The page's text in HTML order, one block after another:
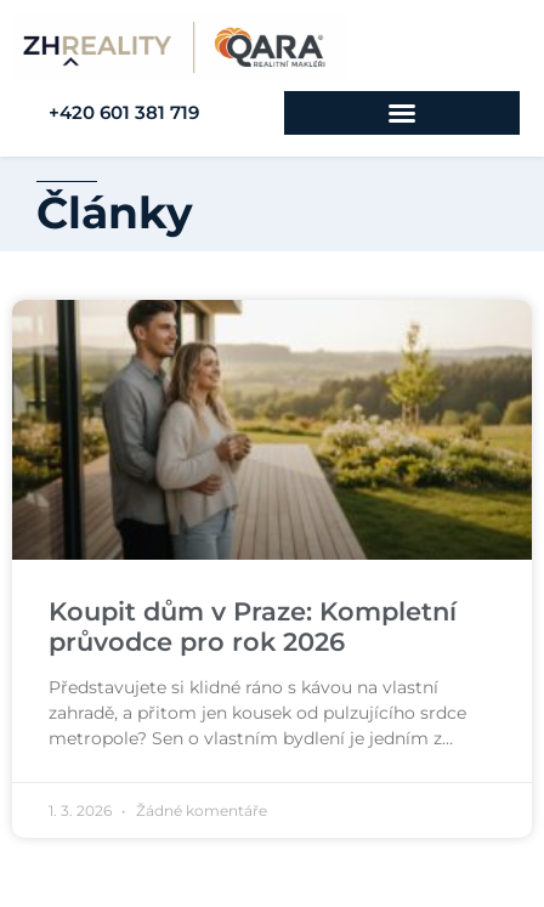
+420 601 381 719
Články
Koupit dům v Praze: Kompletní
průvodce pro rok 2026
Představujete si klidné ráno s kávou na vlastní
zahradě, a přitom jen kousek od pulzujícího srdce
metropole? Sen o vlastním bydlení je jedním z…
1. 3. 2026 Žádné komentáře